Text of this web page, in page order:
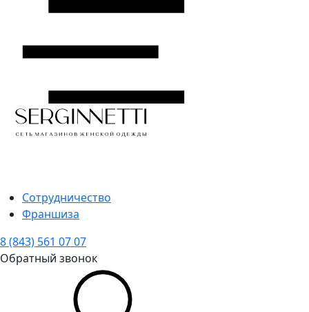
Сотрудничество
Франшиза
8 (843) 561 07 07
Обратный звонок